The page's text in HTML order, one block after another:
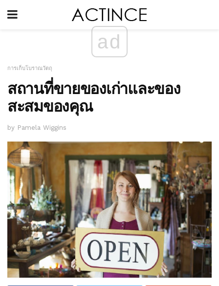
ad
การเก็บโบราณวัตถุ
สถานที่ขายของเก่าและของ
สะสมของคุณ
by Pamela Wiggins